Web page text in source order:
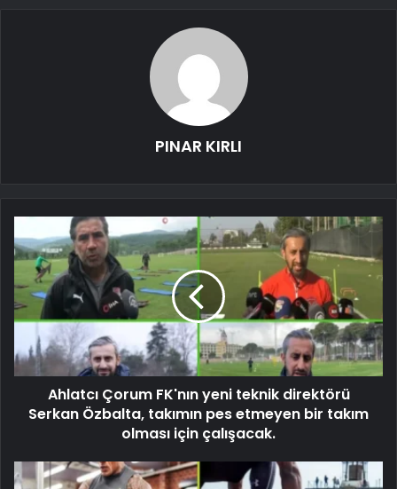
PINAR KIRLI
Ahlatcı Çorum FK'nın yeni teknik direktörü
Serkan Özbalta, takımın pes etmeyen bir takım
olması için çalışacak.